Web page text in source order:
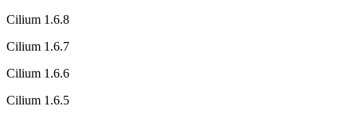
Cilium 1.6.8
Cilium 1.6.7
Cilium 1.6.6
Cilium 1.6.5